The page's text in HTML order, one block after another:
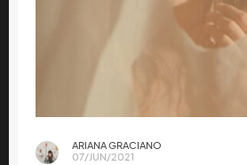
ARIANA GRACIANO
07/JUN/2021